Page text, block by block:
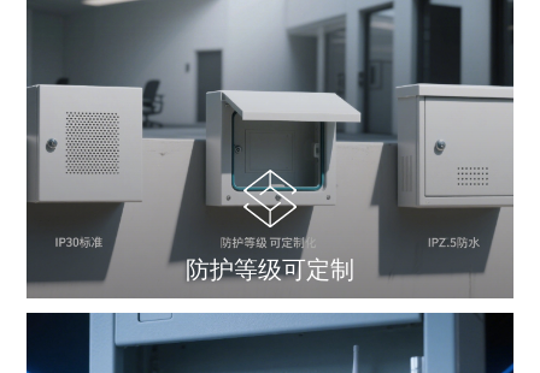
防护等级可定制